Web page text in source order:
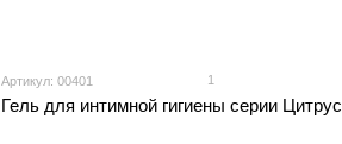
Артикул: 00401 1
Гель для интимной гигиены серии Цитрус